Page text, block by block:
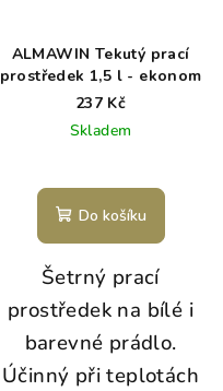
ALMAWIN Tekutý prací
prostředek 1,5 l - ekonom
237 Kč
Skladem
Do košíku
Šetrný prací
prostředek na bílé i
barevné prádlo.
Účinný při teplotách